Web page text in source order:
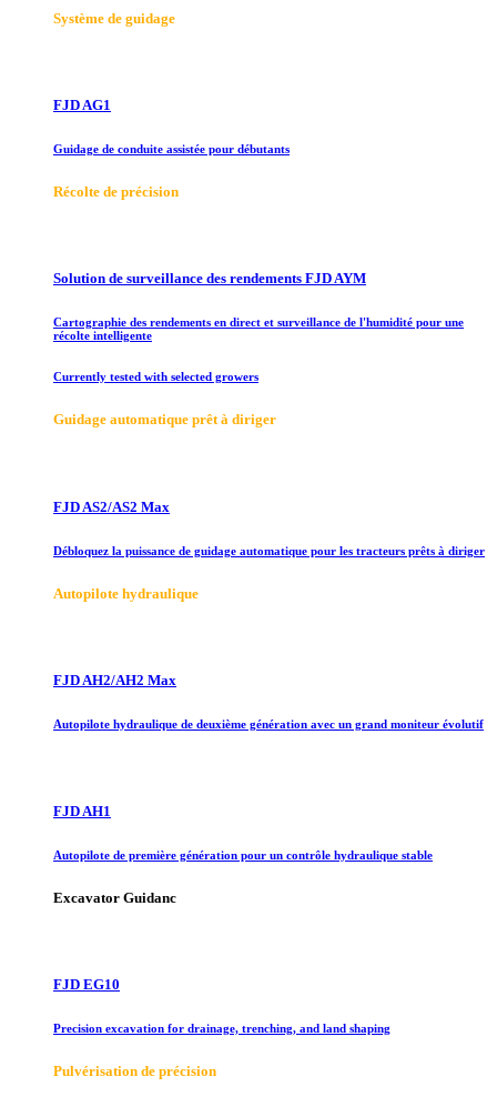
Système de guidage
FJD AG1
Guidage de conduite assistée pour débutants
Récolte de précision
Solution de surveillance des rendements FJD AYM
Cartographie des rendements en direct et surveillance de l'humidité pour une
récolte intelligente
Currently tested with selected growers
Guidage automatique prêt à diriger
FJD AS2/AS2 Max
Débloquez la puissance de guidage automatique pour les tracteurs prêts à diriger
Autopilote hydraulique
FJD AH2/AH2 Max
Autopilote hydraulique de deuxième génération avec un grand moniteur évolutif
FJD AH1
Autopilote de première génération pour un contrôle hydraulique stable
Excavator Guidanc
FJD EG10
Precision excavation for drainage, trenching, and land shaping
Pulvérisation de précision